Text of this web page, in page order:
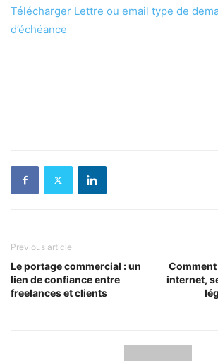
Télécharger Lettre ou email type de
d’échéance
Previous article
Le portage commercial : un
lien de confiance entre
freelances et clients
internet,